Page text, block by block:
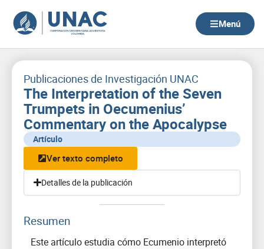
contenido
Menú
Publicaciones de Investigación UNAC
The Interpretation of the Seven
Trumpets in Oecumenius’
Commentary on the Apocalypse
Artículo
Ver texto completo
Detalles de la publicación
Resumen
Este artículo estudia cómo Ecumenio interpretó